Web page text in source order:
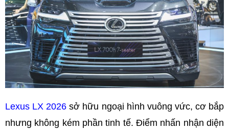
Lexus LX 2026sở hữu ngoại hình vuông vức, cơ bắp
nhưng không kém phần tinh tế. Điểm nhấn nhận diện